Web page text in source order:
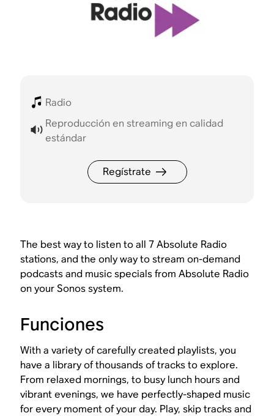
Radio
Reproducción en streaming en calidad
estándar
Regístrate
The best way to listen to all 7 Absolute Radio
stations, and the only way to stream on-demand
podcasts and music specials from Absolute Radio
on your Sonos system.
Funciones
With a variety of carefully created playlists, you
have a library of thousands of tracks to explore.
From relaxed mornings, to busy lunch hours and
vibrant evenings, we have perfectly-shaped music
for every moment of your day. Play, skip tracks and